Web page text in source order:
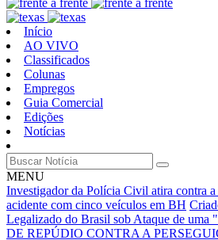
Início
AO VIVO
Classificados
Colunas
Empregos
Guia Comercial
Edições
Notícias
MENU
Investigador da Polícia Civil atira contra a
acidente com cinco veículos em BH
Legalizado do Brasil sob Ataque de uma
DE REPÚDIO CONTRA A